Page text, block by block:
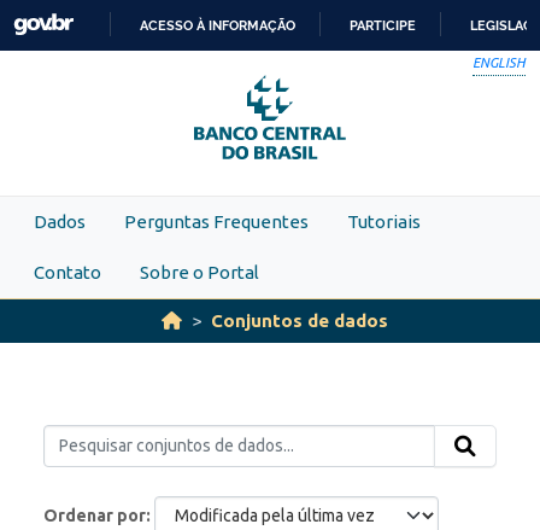
Skip to main content
PARA
O
CONTEÚDO
ACESSO À INFORMAÇÃO PARTICIPE
ENGLISH
Dados Perguntas Frequentes Tutoriais
Contato Sobre o Portal
Conjuntos de dados
Ordenar por